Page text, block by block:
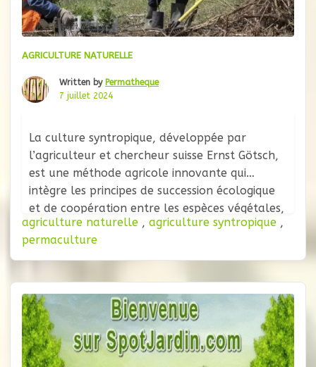
AGRICULTURE NATURELLE
Written by Permatheque
7 juillet 2024
La culture syntropique, développée par
l’agriculteur et chercheur suisse Ernst Götsch,
est une méthode agricole innovante qui
intègre les principes de succession écologique
et de coopération entre les espèces végétales,
pour créer des systèmes agricoles résilients,
productifs et durables. Cette approche se
distingue par sa capacité à régénérer les sols,
à augmenter la biodiversité et
agriculture naturelle , agriculture syntropique ,
permaculture